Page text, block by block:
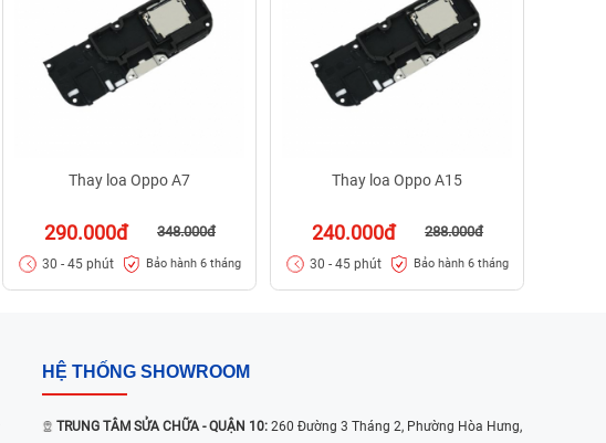
Thay loa Oppo A7
290.000đ 348.000đ
30 - 45 phút Bảo hành 6 tháng
Thay loa Oppo A15
240.000đ 288.000đ
30 - 45 phút Bảo hành 6 tháng
HỆ THỐNG SHOWROOM
TRUNG TÂM SỬA CHỮA - QUẬN 10: 260 Đường 3 Tháng 2, Phường Hòa Hưng,